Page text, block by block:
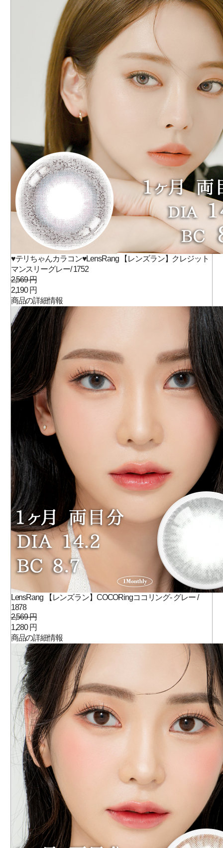
♥テリちゃんカラコン♥LensRang 【レンズラン】クレジット
マンスリーグレー/ 1752
2,569 円
2,190 円
商品の詳細情報
LensRang 【レンズラン】COCORingココリング- グレー /
1878
2,569 円
1,280 円
商品の詳細情報